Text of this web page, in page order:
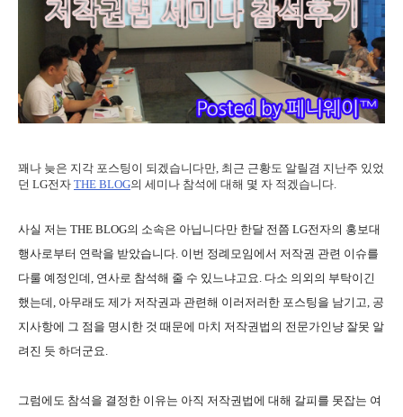
꽤나 늦은 지각 포스팅이 되겠습니다만, 최근 근황도 알릴겸 지난주 있었
던 LG전자 THE BLOG의 세미나 참석에 대해 몇 자 적겠습니다.
사실 저는 THE BLOG의 소속은 아닙니다만 한달 전쯤 LG전자의 홍보대
행사로부터 연락을 받았습니다. 이번 정례모임에서 저작권 관련 이슈를
다룰 예정인데, 연사로 참석해 줄 수 있느냐고요. 다소 의외의 부탁이긴
했는데, 아무래도 제가 저작권과 관련해 이러저러한 포스팅을 남기고, 공
지사항에 그 점을 명시한 것 때문에 마치 저작권법의 전문가인냥 잘못 알
려진 듯 하더군요.
그럼에도 참석을 결정한 이유는 아직 저작권법에 대해 갈피를 못잡는 여